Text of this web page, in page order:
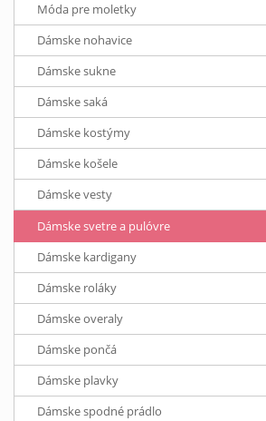
Móda pre moletky
Dámske nohavice
Dámske sukne
Dámske saká
Dámske kostýmy
Dámske košele
Dámske vesty
Dámske svetre a pulóvre
Dámske kardigany
Dámske roláky
Dámske overaly
Dámske pončá
Dámske plavky
Dámske spodné prádlo